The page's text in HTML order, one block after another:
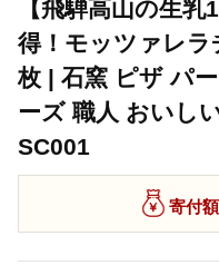
【飛騨高山の生
得！モッツァレ
枚 | 石窯 ピザ パ
ーズ 職人 おいし
SC001
寄付額